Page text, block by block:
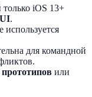
iOS 13+
.
используется
для командной
или